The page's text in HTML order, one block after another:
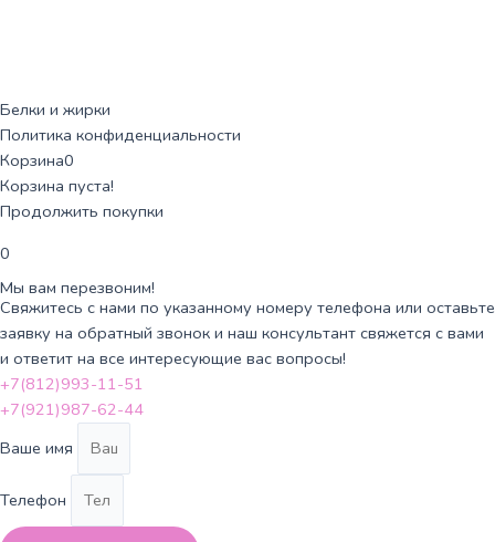
Белки и жирки
Политика конфиденциальности
Корзина0
Корзина пуста!
Продолжить покупки
0
Мы вам перезвоним!
Свяжитесь с нами по указанному номеру телефона или оставьте
заявку на обратный звонок и наш консультант свяжется с вами
и ответит на все интересующие вас вопросы!
+7(812)993-11-51
+7(921)987-62-44
Ваше имя
Телефон